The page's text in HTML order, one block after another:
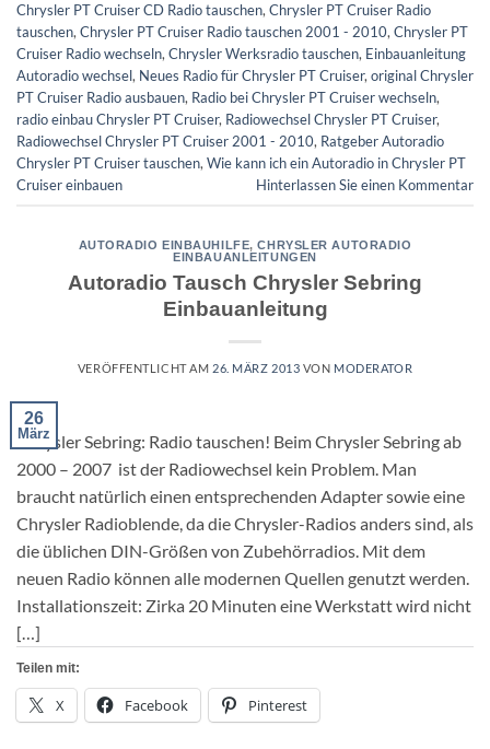
Chrysler PT Cruiser CD Radio tauschen,Chrysler PT Cruiser Radio
tauschen,Chrysler PT Cruiser Radio tauschen 2001 - 2010,Chrysler PT
Cruiser Radio wechseln,Chrysler Werksradio tauschen, Einbauanleitung
Autoradio wechsel, Neues Radio für Chrysler PT Cruiser,original Chrysler
PT Cruiser Radio ausbauen, Radio bei Chrysler PT Cruiser wechseln,
radio einbau Chrysler PT Cruiser, Radiowechsel Chrysler PT Cruiser,
Radiowechsel Chrysler PT Cruiser 2001 - 2010, Ratgeber Autoradio
Chrysler PT Cruiser tauschen,Wie kann ich ein Autoradio in Chrysler PT
Cruiser einbauen
Hinterlassen Sie einen Kommentar
AUTORADIO EINBAUHILFE,CHRYSLER AUTORADIO
EINBAUANLEITUNGEN
Autoradio Tausch Chrysler Sebring
Einbauanleitung
VERÖFFENTLICHT AM 26. MÄRZ 2013 VON MODERATOR
26
März
Chrysler Sebring: Radio tauschen! Beim Chrysler Sebring ab
2000 – 2007 ist der Radiowechsel kein Problem. Man
braucht natürlich einen entsprechenden Adapter sowie eine
Chrysler Radioblende, da die Chrysler-Radios anders sind, als
die üblichen DIN-Größen von Zubehörradios. Mit dem
neuen Radio können alle modernen Quellen genutzt werden.
Installationszeit: Zirka 20 Minuten eine Werkstatt wird nicht
[…]
Teilen mit:
X Facebook Pinterest